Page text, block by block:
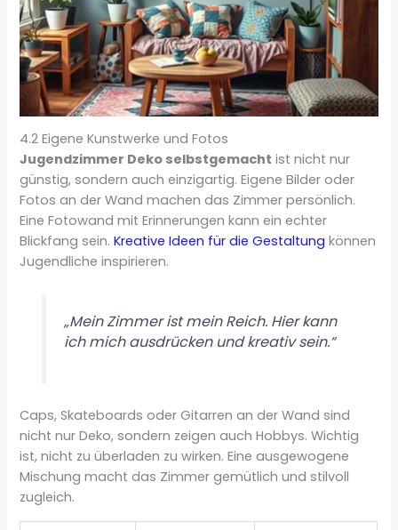
4.2 Eigene Kunstwerke und Fotos
Jugendzimmer Deko selbstgemacht ist nicht nur
günstig, sondern auch einzigartig. Eigene Bilder oder
Fotos an der Wand machen das Zimmer persönlich.
Eine Fotowand mit Erinnerungen kann ein echter
Blickfang sein.Kreative Ideen für die Gestaltung können
Jugendliche inspirieren.
„Mein Zimmer ist mein Reich. Hier kann
ich mich ausdrücken und kreativ sein.“
Caps, Skateboards oder Gitarren an der Wand sind
nicht nur Deko, sondern zeigen auch Hobbys. Wichtig
ist, nicht zu überladen zu wirken. Eine ausgewogene
Mischung macht das Zimmer gemütlich und stilvoll
zugleich.